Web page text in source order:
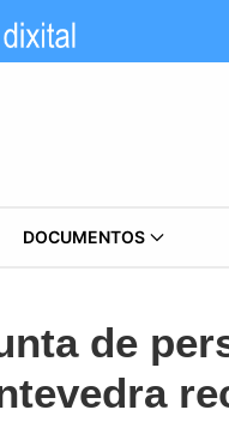
DOCUMENTOS
de